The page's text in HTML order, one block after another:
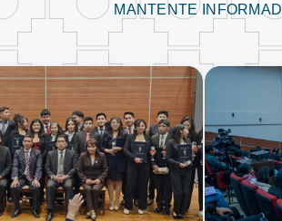
MANTENTE